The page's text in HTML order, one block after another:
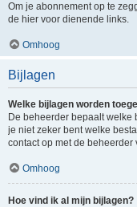
Om je abonnement op te
de hier voor dienende links.
Omhoog
Bijlagen
Welke bijlagen worden
De beheerder bepaalt welke
je niet zeker bent welke
contact op met de beheerder
Omhoog
Hoe vind ik al mijn bijlagen?